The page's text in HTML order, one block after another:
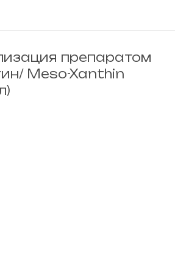
препаратом
Meso-Xanthin